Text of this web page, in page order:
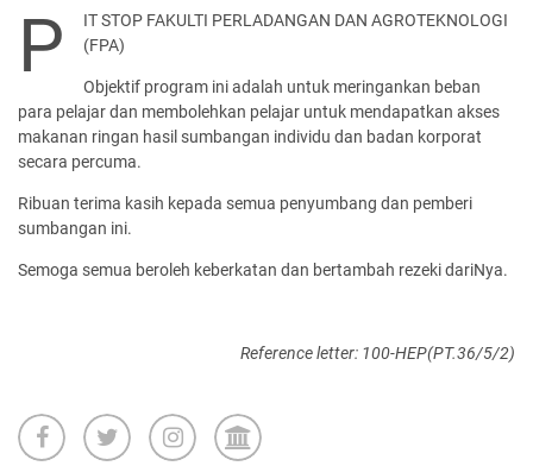
P
IT STOP FAKULTI PERLADANGAN DAN AGROTEKNOLOGI
(FPA)
Objektif program ini adalah untuk meringankan beban
para pelajar dan membolehkan pelajar untuk mendapatkan akses
makanan ringan hasil sumbangan individu dan badan korporat
secara percuma.
Ribuan terima kasih kepada semua penyumbang dan pemberi
sumbangan ini.
Semoga semua beroleh keberkatan dan bertambah rezeki dariNya.
Reference letter: 100-HEP(PT.36/5/2)